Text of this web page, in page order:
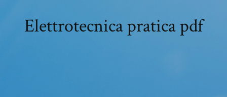
Elettrotecnica pratica pdf